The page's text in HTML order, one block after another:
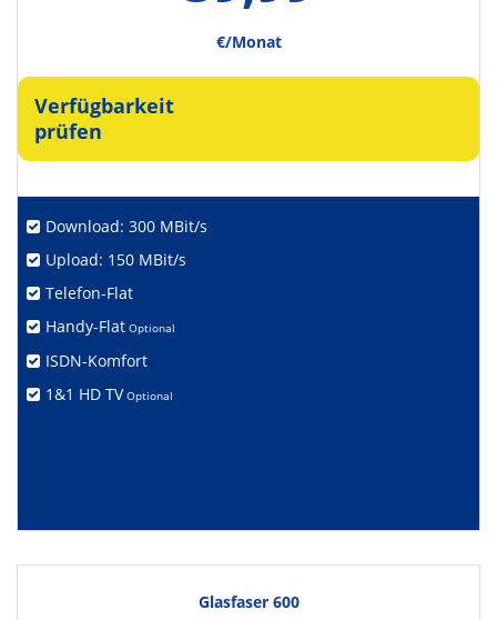
€/Monat
Verfügbarkeit
prüfen
Download: 300 MBit/s
Upload: 150 MBit/s
Telefon-Flat
Handy-Flat Optional
ISDN-Komfort
1&1 HD TV Optional
Glasfaser 600